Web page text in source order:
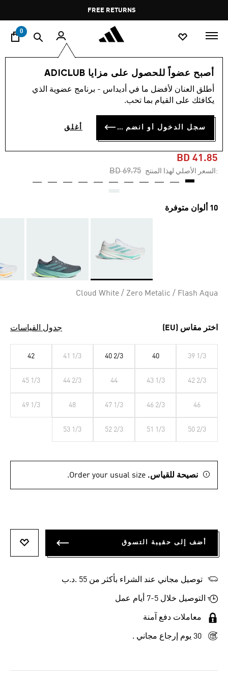
Pause
promotion
rotation
FREE DELIVERY OVER 55 BHD
0
أصبح عضواً للحصول على مزايا ADICLUB
أطلق العنان لأفضل ما في أديداس - برنامج عضوية الذي
يكافئك على القيام بما تحب.
سجل الدخول أو انضم الآن أغلق
الرجال أحذية
-40%
حذاء SUPERNOVA RISE 2
RUNNING
BD 41.85
:السعر الأصلي لهذا المنتج Price reduced from
BD 69.75
to
10 ألوان متوفرة
Cloud White / Zero Metalic / Flash Aqua
اختر مقاس (EU) جدول القياسات
39 1/3
40
40 2/3
41 1/3
42
42 2/3
43 1/3
44
44 2/3
45 1/3
46
46 2/3
47 1/3
48
49 1/3
50 2/3
51 1/3
52 2/3
53 1/3
نصيحة للقياس. Order your usual size.
أضف إلى حقيبة التسوق
توصيل مجاني عند الشراء بأكثر من 55 .د.ب‎
التوصيل خلال 5-7 أيام عمل
معاملات دفع آمنة